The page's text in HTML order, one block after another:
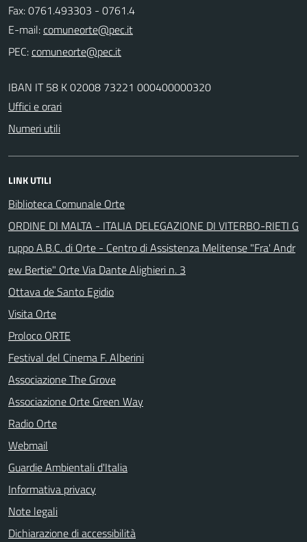
Fax: 0761.493303 - 0761.4
E-mail:
PEC:
IBAN IT 58 K 02008 73221 000400000320
Uffici e orari
Numeri utili
LINK UTILI
Biblioteca Comunale Orte
ORDINE DI MALTA - ITALIA DELEGAZIONE DI VITERBO-RIETI G
ruppo A.B.C. di Orte - Centro di Assistenza Melitense "Fra' Andr
ew Bertie" Orte Via Dante Alighieri n. 3
Ottava de Santo Egidio
Visita Orte
Proloco ORTE
Festival del Cinema F. Alberini
Associazione The Grove
Associazione Orte Green Way
Radio Orte
Webmail
Guardie Ambientali d'Italia
Informativa privacy
Note legali
Dichiarazione di accessibilità